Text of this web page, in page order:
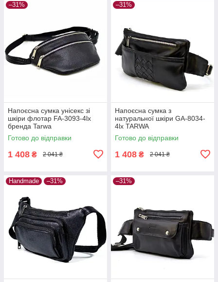
–31%
Напоєсна сумка унісекс зі
шкіри флотар FA-3093-4lx
бренда Tarwa
Готово до відправки
1 408 ₴ 2 041 ₴
–31%
Напоєсна сумка з
натуральної шкіри GA-8034-
4lx TARWA
Готово до відправки
1 408 ₴ 2 041 ₴
Handmade –31% –31%